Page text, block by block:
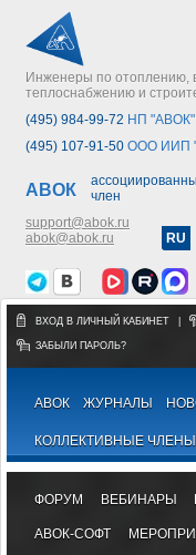
Инженеры по отоплению,
теплоснабжению и
(495) 984-99-72 НП "АВОК"
(495) 107-91-50 ООО ИИП
АВОК
член
support@abok.ru
abok@abok.ru
RU
ВХОД В ЛИЧНЫЙ КАБИНЕТ
ЗАБЫЛИ ПАРОЛЬ?
АВОК ЖУРНАЛЫ
КОЛЛЕКТИВНЫЕ ЧЛЕНЫ
ФОРУМ ВЕБИНАРЫ
АВОК-СОФТ